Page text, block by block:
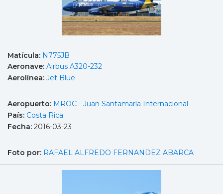
Matícula: N775JB
Aeronave: Airbus A320-232
Aerolínea: Jet Blue
Aeropuerto: MROC - Juan Santamaría Internacional
País: Costa Rica
Fecha: 2016-03-23
Foto por: RAFAEL ALFREDO FERNANDEZ ABARCA